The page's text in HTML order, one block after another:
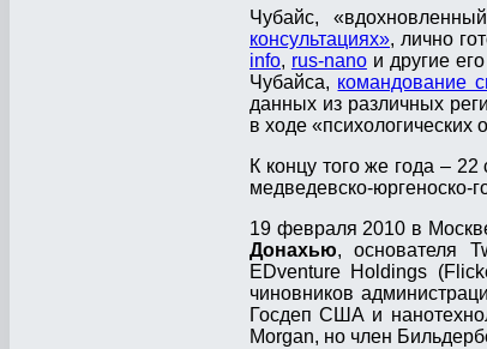
Чубайс,
консультациях», лично
info, rus-nanoи другие
Чубайса, командование
данных из различных
в ходе «психологических
К концу того же года –
медведевско-
19 февраля 2010 в
Донахью, основателя
EDventure Holdings
чиновников
Госдеп США и
Morgan, но член